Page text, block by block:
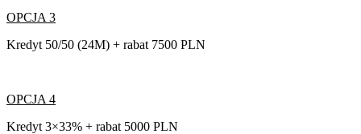
OPCJA 3
Kredyt 50/50 (24M) + rabat 7500 PLN
OPCJA 4
Kredyt 3×33% + rabat 5000 PLN